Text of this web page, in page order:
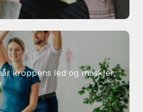
kroppens led og muskler